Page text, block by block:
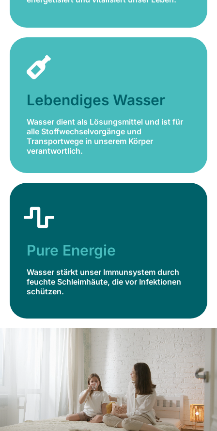
Lebendiges Wasser
Wasser dient als Lösungsmittel und ist für
alle Stoffwechselvorgänge und
Transportwege in unserem Körper
verantwortlich.
alle Stoffwechselvorgänge und
Transportwege in unserem Körper
Jetzt bestellen
Pure Energie
Wasser stärkt unser Immunsystem durch
feuchte Schleimhäute, die vor Infektionen
schützen.
feuchte Schleimhäute, die vor Infektionen
Jetzt bestellen